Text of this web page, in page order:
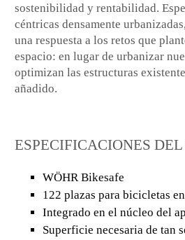
sostenibilidad y rentabilidad.
céntricas densamente
una respuesta a los retos que
espacio: en lugar de urbanizar
optimizan las estructuras
añadido.
ESPECIFICACIONES
WÖHR Bikesafe
122 plazas para bicicletas
Integrado en el núcleo del
Superficie necesaria de tan